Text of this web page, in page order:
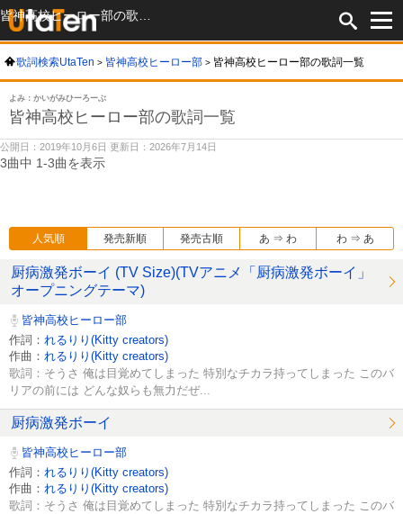
歌詞検索UtaTen 皆神高校ヒーロー部 皆神高校ヒーロー部の歌詞一覧
よみ：かいがみひーろーぶ
皆神高校ヒーロー部の歌詞一覧
公開日：2019年10月6日 更新日：2026年7月14日
3曲中 1-3曲を表示
人気順 発売新順 発売古順 あ ⇒ わ わ ⇒ あ
厨病激発ボーイ (TV Size)(TVアニメ「厨病激発ボーイ」
オープニングテーマ)
皆神高校ヒーロー部
作詞： れるりり(Kitty creators)
作曲： れるりり(Kitty creators)
歌詞：そうさ 俺は目覚めてしまった 特別なチカラ持ってしまった このバ
リアの前には どんな奴らも無力だぜ...
厨病激発ボーイ
皆神高校ヒーロー部
作詞： れるりり(Kitty creators)
作曲： れるりり(Kitty creators)
歌詞：そうさ 俺は目覚めてしまった 特別なチカラ持ってしまった このバ